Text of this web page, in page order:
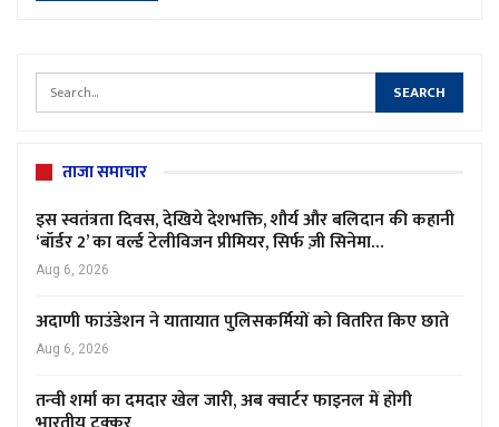
ताजा समाचार
इस स्वतंत्रता दिवस, देखिये देशभक्ति, शौर्य और बलिदान की कहानी
‘बॉर्डर 2’ का वर्ल्ड टेलीविजन प्रीमियर, सिर्फ ज़ी सिनेमा…
Aug 6, 2026
अदाणी फाउंडेशन ने यातायात पुलिसकर्मियों को वितरित किए छाते
Aug 6, 2026
तन्वी शर्मा का दमदार खेल जारी, अब क्वार्टर फाइनल में होगी